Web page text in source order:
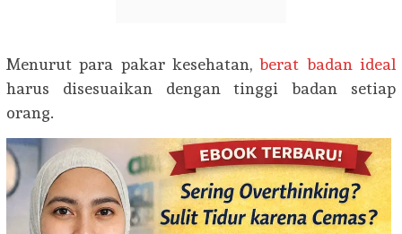
Menurut para pakar kesehatan,berat badan ideal
harus disesuaikan dengan tinggi badan setiap
orang.